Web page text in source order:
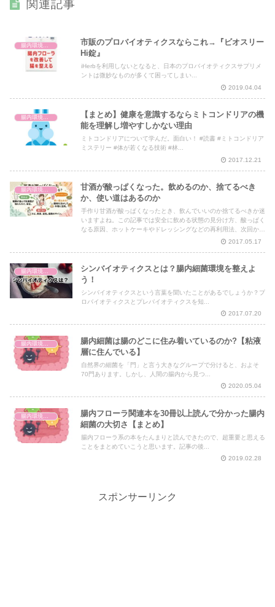
関連記事
市販のプロバイオティクスならこれ→『ビオスリー
Hi錠』
iHerbを利用しないとなると、日本のプロバイオティクスサプリメ
ントは微妙なものが多くて困ってしまい...
2019.04.04
腸内環境と体の仕組み
【まとめ】健康を意識するならミトコンドリアの機
能を理解し増やすしかない理由
ミトコンドリアについて学んだ。面白い！ #読書 #ミトコンドリア
ミステリー #体が若くなる技術 #林...
2017.12.21
腸内環境と体の仕組み
甘酒が酸っぱくなった。飲めるのか、捨てるべき
か、使い道はあるのか
手作り甘酒が酸っぱくなったとき、飲んでいいのか捨てるべきか迷
いますよね。この記事では安全に飲める状態の見分け方、酸っぱく
なる原因、ホットケーキやドレッシングなどの再利用法、次回から
2017.05.17
腸内環境と体の仕組み
シンバイオティクスとは？腸内細菌環境を整えよ
う！
シンバイオティクスという言葉を聞いたことがあるでしょうか？プ
ロバイオティクスとプレバイオティクスを知...
2017.07.20
腸内環境と体の仕組み
腸内細菌は腸のどこに住み着いているのか?【粘液
層に住んでいる】
自然界の細菌を「門」と言う大きなグループで分けると、およそ
70門あります。しかし、人間の腸内から見つ...
2020.05.04
腸内環境と体の仕組み
腸内フローラ関連本を30冊以上読んで分かった腸内
細菌の大切さ【まとめ】
腸内フローラ系の本をたんまりと読んできたので、超重要と思える
ことをまとめていこうと思います。記事の後...
2019.02.28
スポンサーリンク